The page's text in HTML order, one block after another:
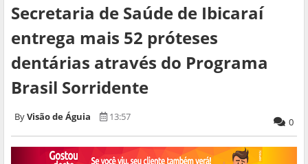
Secretaria de Saúde de Ibicaraí
entrega mais 52 próteses
dentárias através do Programa
Brasil Sorridente
Visão de Águia 13:57 0